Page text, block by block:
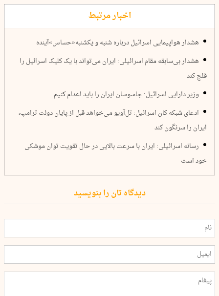
اخبار مرتبط
هشدار هواپیمایی اسرائیل درباره شنبه و یکشنبه«حساس»آینده
هشدار بی‌سابقه مقام اسرائیلی: ایران می‌تواند با یک کلیک اسرائیل را
فلج کند
وزیر دارایی اسرائیل: جاسوسان ایران را باید اعدام کنیم
ادعای شبکه کان اسرائیل: تل‌آویو می‌خواهد قبل از پایان دولت ترامپ،
ایران را سرنگون کند
رسانه اسرائیلی: ایران با سرعت بالایی در حال تقویت توان موشکی
خود است
دیدگاه تان را بنویسید